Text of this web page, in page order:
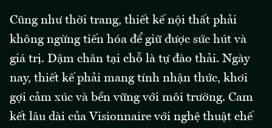
Cũng như thời trang, thiết kế nội thất phải
không ngừng tiến hóa để giữ được sức hút và
giá trị. Dậm chân tại chỗ là tự đào thải. Ngày
nay, thiết kế phải mang tính nhận thức, khơi
gợi cảm xúc và bền vững với môi trường. Cam
kết lâu dài của Visionnaire với nghệ thuật chế